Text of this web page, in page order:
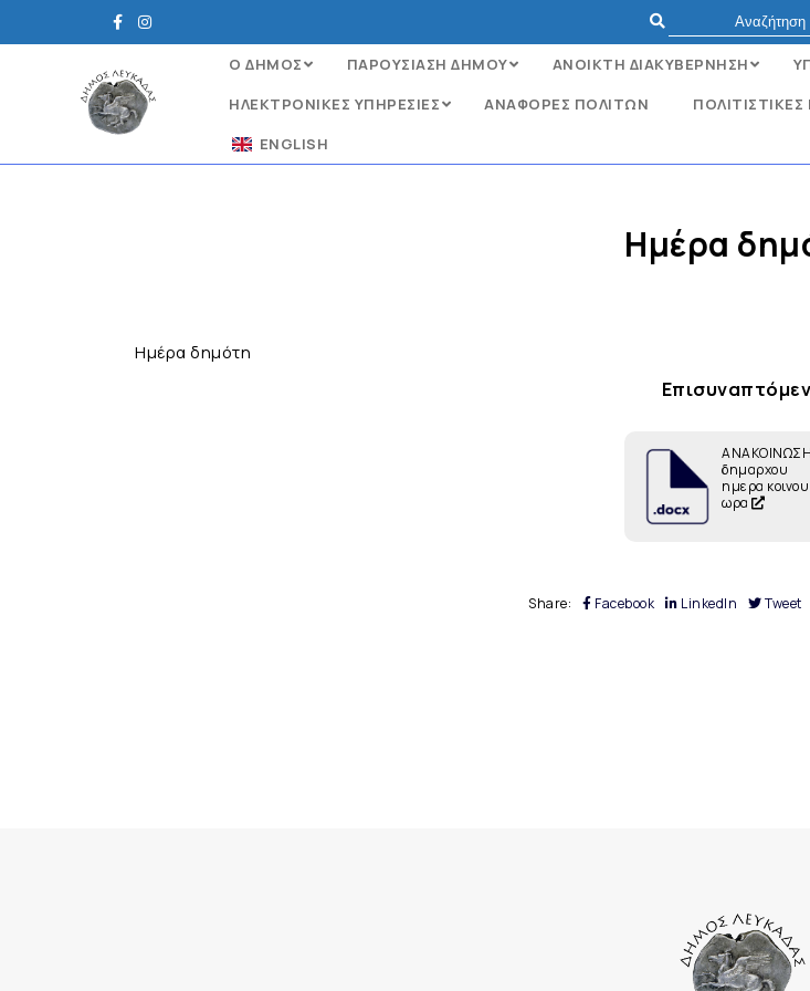
Ο ΔΗΜΟΣ ΠΑΡΟΥΣΙΑΣΗ ΔΗΜΟΥ ΑΝΟΙΚΤΗ ΔΙΑΚΥΒΕΡΝΗΣΗ
ΗΛΕΚΤΡΟΝΙΚΈΣ ΥΠΗΡΕΣΊΕΣ
ΑΝΑΦΟΡΈΣ ΠΟΛΙΤΏΝ
ENGLISH
Hμέρα
Hμέρα δημότη
ΑΝΑΚΟΙΝΩΣΗ
δημαρχου
ημερα κοινου
ωρα
Share: Facebook LinkedIn Tweet